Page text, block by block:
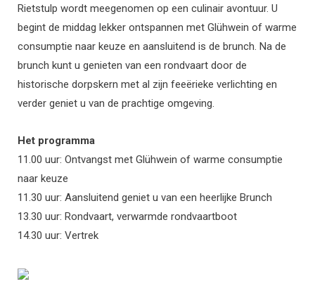
Rietstulp wordt meegenomen op een culinair avontuur. U
begint de middag lekker ontspannen met Glühwein of warme
consumptie naar keuze en aansluitend is de brunch. Na de
brunch kunt u genieten van een rondvaart door de
historische dorpskern met al zijn feeërieke verlichting en
verder geniet u van de prachtige omgeving.
Het programma
11.00 uur: Ontvangst met Glühwein of warme consumptie
naar keuze
11.30 uur: Aansluitend geniet u van een heerlijke Brunch
13.30 uur: Rondvaart, verwarmde rondvaartboot
14.30 uur: Vertrek